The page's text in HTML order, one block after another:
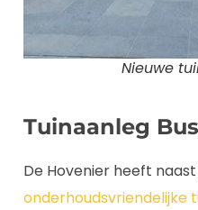
Nieuwe
Tuinaanleg
De Hovenier heeft
onderhoudsvriendelijke